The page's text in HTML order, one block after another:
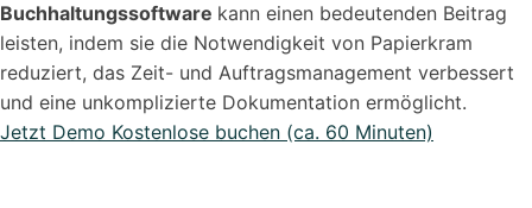
Buchhaltungssoftware kann einen bedeutenden Beitrag
leisten, indem sie die Notwendigkeit von Papierkram
reduziert, das Zeit- und Auftragsmanagement verbessert
und eine unkomplizierte Dokumentation ermöglicht.
Jetzt Demo Kostenlose buchen (ca. 60 Minuten)